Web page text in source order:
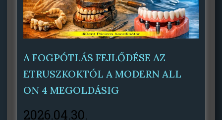
A FOGPÓTLÁS FEJLŐDÉSE AZ
ETRUSZKOKTÓL A MODERN ALL
ON 4 MEGOLDÁSIG
2026.04.30.